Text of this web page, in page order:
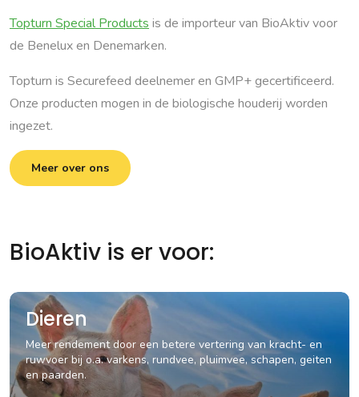
Topturn Special Products is de importeur van BioAktiv voor
de Benelux en Denemarken.
Topturn is Securefeed deelnemer en GMP+ gecertificeerd.
Onze producten mogen in de biologische houderij worden
ingezet.
Meer over ons
BioAktiv is er voor:
Dieren
Meer rendement door een betere vertering van kracht- en
ruwvoer bij o.a. varkens, rundvee, pluimvee, schapen, geiten
en paarden.